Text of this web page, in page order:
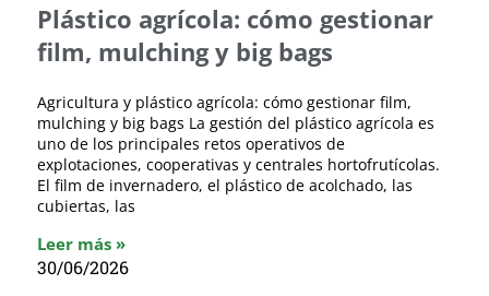
Plástico agrícola: cómo gestionar
film, mulching y big bags
Agricultura y plástico agrícola: cómo gestionar film,
mulching y big bags La gestión del plástico agrícola es
uno de los principales retos operativos de
explotaciones, cooperativas y centrales hortofrutícolas.
El film de invernadero, el plástico de acolchado, las
cubiertas, las
Leer más »
30/06/2026